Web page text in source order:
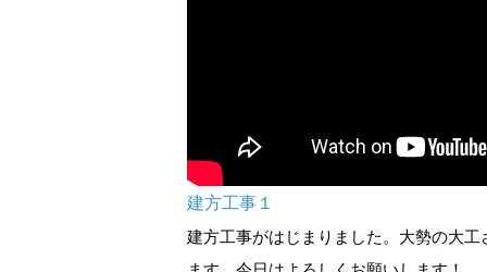
建方工事１
建方工事がはじまりました。大勢の大工